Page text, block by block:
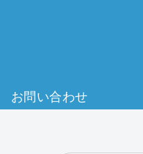
お問い合わせ